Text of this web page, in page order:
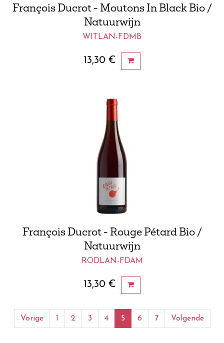
François Ducrot - Moutons In Black Bio /
Natuurwijn
WITLAN-FDMB
13,30 €
François Ducrot - Rouge Pétard Bio /
Natuurwijn
RODLAN-FDAM
13,30 €
Vorige 1 2 3 4 5 6 7 Volgende